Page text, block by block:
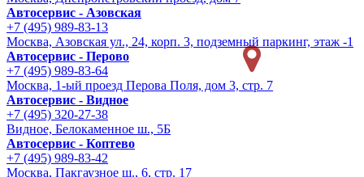
Автосервис - Азовская
+7 (495) 989-83-13
Москва, Азовская ул., 24, корп. 3, подземный паркинг, этаж -1
Автосервис - Перово
+7 (495) 989-83-64
Москва, 1-ый проезд Перова Поля, дом 3, стр. 7
Автосервис - Видное
+7 (495) 320-27-38
Видное, Белокаменное ш., 5Б
Автосервис - Коптево
+7 (495) 989-83-42
Москва, Пакгаузное ш., 6, стр. 17